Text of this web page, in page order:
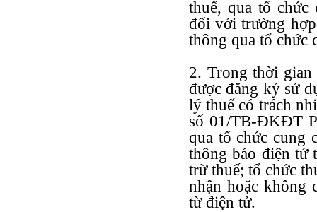
thuế, qua tổ
đối với trường
thông qua tổ chức
2. Trong thời
được đăng ký sử
lý thuế có trách
số 01/TB-ĐKĐT
qua tổ chức cung
thông báo điện tử
trừ thuế; tổ chức
nhận hoặc không
từ điện tử.